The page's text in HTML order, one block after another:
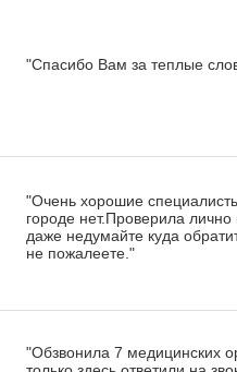
"Спасибо Вам за теплые
"Очень хорошие
городе нет.Проверила лично
даже недумайте куда
не пожалеете."
"Обзвонила 7 медицинских